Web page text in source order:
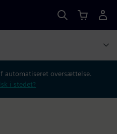
automatiseret oversættelse.
i stedet?